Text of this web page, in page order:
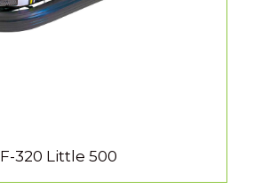
F-320 Little 500